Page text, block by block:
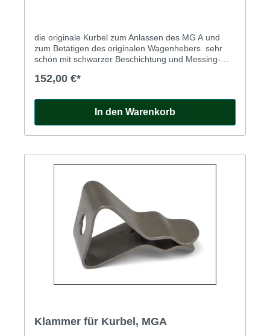
die originale Kurbel zum Anlassen des MG A und
zum Betätigen des originalen Wagenhebers sehr
schön mit schwarzer Beschichtung und Messing-
152,00 €*
In den Warenkorb
Klammer für Kurbel, MGA